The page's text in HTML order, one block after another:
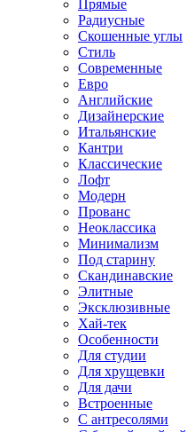
Прямые
Радиусные
Скошенные углы
Стиль
Современные
Евро
Английские
Дизайнерские
Итальянские
Кантри
Классические
Лофт
Модерн
Прованс
Неоклассика
Минимализм
Под старину
Скандинавские
Элитные
Эксклюзивные
Хай-тек
Особенности
Для студии
Для хрущевки
Для дачи
Встроенные
С антресолями